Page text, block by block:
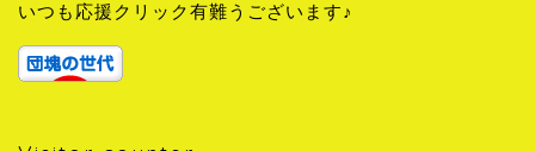
いつも応援クリック有難うございます♪